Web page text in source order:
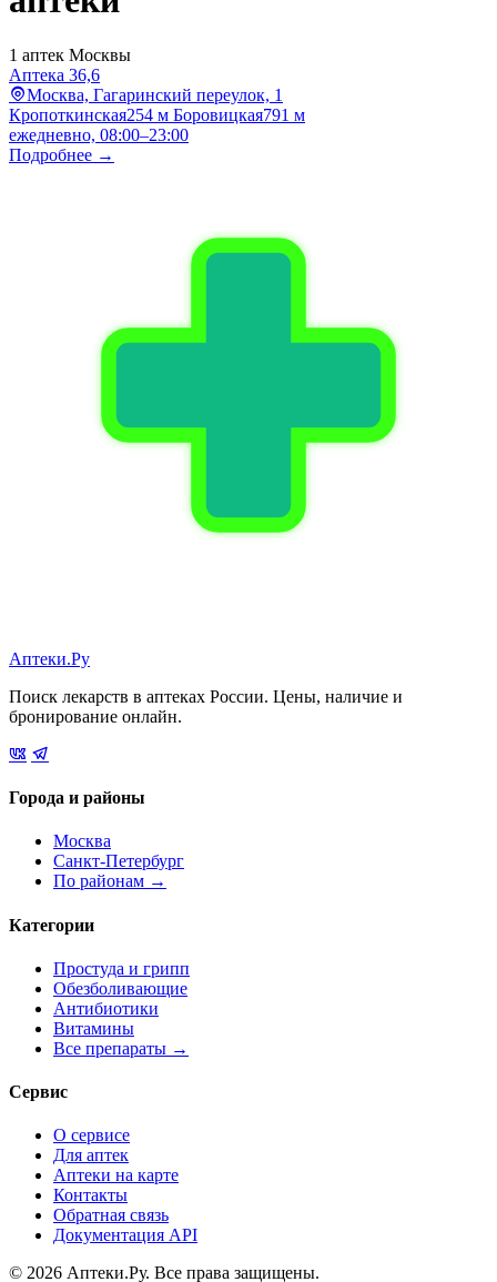
1 аптек Москвы
Аптека 36,6
Москва, Гагаринский переулок, 1
Кропоткинская254 м Боровицкая791 м
ежедневно, 08:00–23:00
Подробнее →
Аптеки.Ру
Поиск лекарств в аптеках России. Цены, наличие и
бронирование онлайн.
Города и районы
Москва
Санкт-Петербург
По районам →
Категории
Простуда и грипп
Обезболивающие
Антибиотики
Витамины
Все препараты →
Сервис
О сервисе
Для аптек
Аптеки на карте
Контакты
Обратная связь
Документация API
© 2026 Аптеки.Ру. Все права защищены.